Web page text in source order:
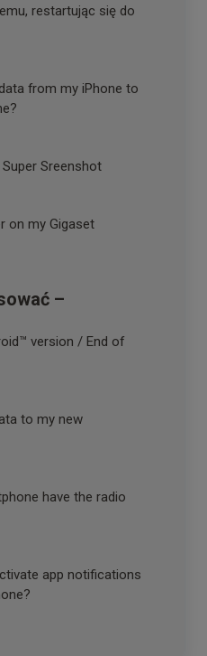
restartując się do
from my iPhone to
Sreenshot
on my Gigaset
–
version / End of
to my new
have the radio
app notifications